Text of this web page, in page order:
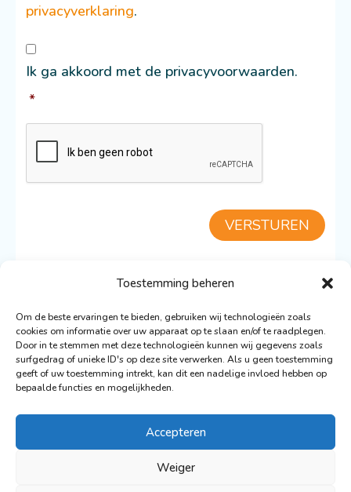
Toestemming beheren
Om de beste ervaringen te bieden, gebruiken wij technologieën zoals
cookies om informatie over uw apparaat op te slaan en/of te raadplegen.
Door in te stemmen met deze technologieën kunnen wij gegevens zoals
surfgedrag of unieke ID's op deze site verwerken. Als u geen toestemming
geeft of uw toestemming intrekt, kan dit een nadelige invloed hebben op
bepaalde functies en mogelijkheden.
Accepteren
Weiger
privacyverklaring.
Consent
Ik ga akkoord met de privacyvoorwaarden.
*
VERSTUREN
TERUG NAAR DE BLUE CLIPPER
Ontwerp: Ronald Wigman
Webdesign & Ontwikkeling:Artvaark Design